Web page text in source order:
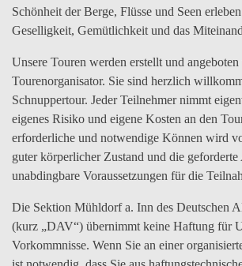
Schönheit der Berge, Flüsse und Seen
Geselligkeit, Gemütlichkeit und das
Unsere Touren werden erstellt und
Tourenorganisator. Sie sind herzlich
Schnuppertour. Jeder Teilnehmer nimmt
eigenes Risiko und eigene Kosten an den
erforderliche und notwendige Können wird
guter körperlicher Zustand und die geforderte
unabdingbare Voraussetzungen für die
Die Sektion Mühldorf a. Inn des Deutschen
(kurz „DAV“) übernimmt keine Haftung für
Vorkommnisse. Wenn Sie an einer